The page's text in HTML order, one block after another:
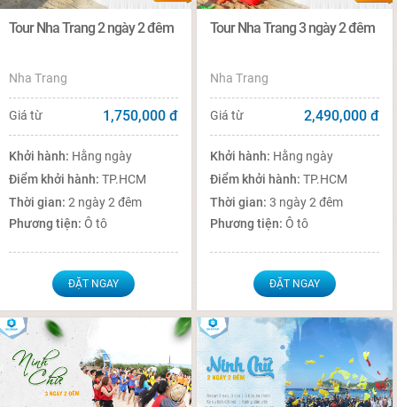
Tour Nha Trang 2 ngày 2 đêm
Nha Trang
Giá từ 1,750,000 đ
Khởi hành: Hằng ngày
Điểm khởi hành:TP.HCM
Thời gian:2 ngày 2 đêm
Phương tiện:Ô tô
ĐẶT NGAY
Tour Nha Trang 3 ngày 2 đêm
Nha Trang
Giá từ 2,490,000 đ
Khởi hành: Hằng ngày
Điểm khởi hành:TP.HCM
Thời gian:3 ngày 2 đêm
Phương tiện:Ô tô
ĐẶT NGAY